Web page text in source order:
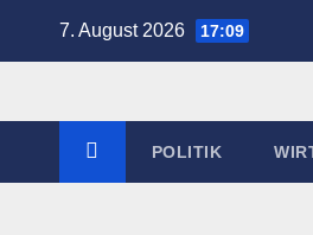
7. August 2026 17:09
POLITIK